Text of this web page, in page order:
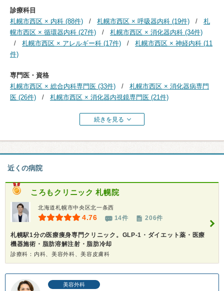
診療科目
札幌市西区 × 内科 (88件)
札幌市西区 × 呼吸器内科 (19件)
札
幌市西区 × 循環器内科 (27件)
札幌市西区 × 消化器内科 (34件)
札幌市西区 × アレルギー科 (17件)
札幌市西区 × 神経内科 (11
件)
専門医・資格
札幌市西区 × 総合内科専門医 (33件)
札幌市西区 × 消化器病専門
医 (26件)
札幌市西区 × 消化器内視鏡専門医 (21件)
続きを見る
近くの病院
ころもクリニック 札幌院
北海道札幌市中央区北一条西
4.76 14件 206件
札幌駅1分の医療痩身専門クリニック。GLP-1・ダイエット薬・医療
機器施術・脂肪溶解注射・脂肪冷却
診療科：内科、美容外科、美容皮膚科
美容外科